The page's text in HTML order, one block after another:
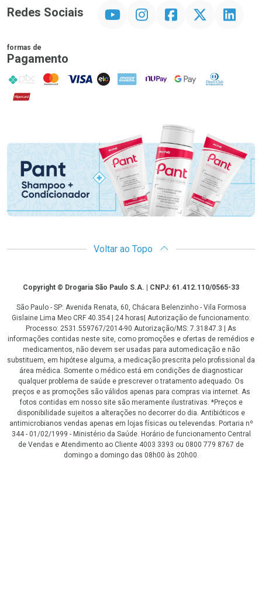
Redes Sociais InstagramFacebookTwitter Linkedin
formas de
Pagamento
PIX MasterCard
VISA ELO AMEX NuPay Google PayDiners Club
Hipercard
Promoção em Destaque
Voltar ao Topo
CopyrightCopyright © Drogaria São Paulo S.A. | CNPJ: 61.412.110/0565-33
São Paulo - SP: Avenida Renata, 60, Chácara Belenzinho - Vila Formosa
Gislaine Lima Meo CRF 40.354 | 24 horas| Autorização de funcionamento:
Processo: 2531.559767/2014-90 Autorização/MS: 7.31847.3 | As
informações contidas neste site, como promoções e ofertas de remédios e
medicamentos, não devem ser usadas para automedicação e não
substituem, em hipótese alguma, a medicação prescrita pelo profissional da
área médica. Somente o médico está em condições de diagnosticar
qualquer problema de saúde e prescrever o tratamento adequado. Os
preços e as promoções são válidos apenas para compras via internet. As
fotos contidas em nosso site são meramente ilustrativas. *Preços e
disponibilidade sujeitos a alterações no decorrer do dia. Antibióticos e
antimicrobianos vendas apenas em lojas físicas ou televendas. Portaria nº
344 - 01/02/1999 - Ministério da Saúde. Horário de funcionamento Central
de Vendas e Atendimento ao Cliente 4003 3393 ou 0800 779 8767 de
domingo a domingo das 08h00 às 20h00.